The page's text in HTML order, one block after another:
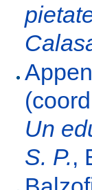
Un
S. P.,